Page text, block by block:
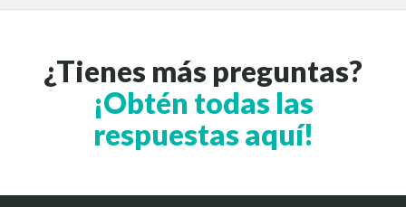
¿Tienes más preguntas?
¡Obtén todas las
respuestas aquí!